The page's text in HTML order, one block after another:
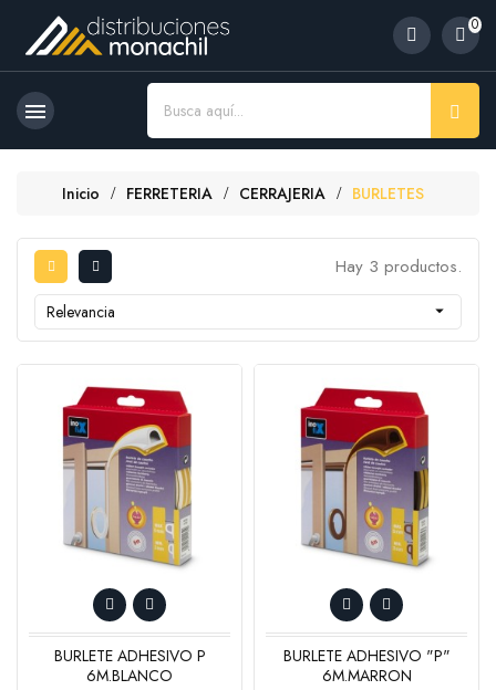
0

Inicio FERRETERIA CERRAJERIA BURLETES
Hay 3 productos.
Relevancia 
BURLETE ADHESIVO P
6M.BLANCO
BURLETE ADHESIVO "P"
6M.MARRON